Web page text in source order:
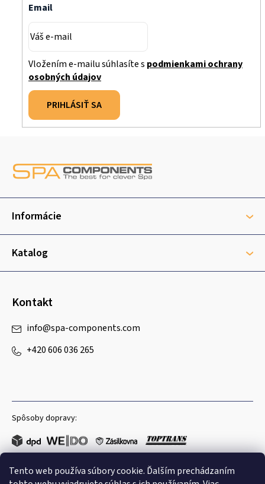
Tento web používa súbory cookie. Ďalším prechádzaním
Email
Vložením e-mailu súhlasíte s podmienkami ochrany
osobných údajov
PRIHLÁSIŤ SA
ä
i
Informácie
Katalog
Kontakt
info@spa-components.com
+420 606 036 265
Spôsoby dopravy:
Obľúbené spôsoby platby: